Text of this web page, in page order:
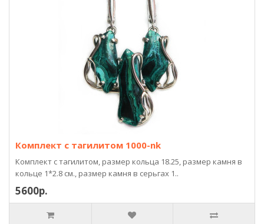
Комплект с тагилитом 1000-nk
Комплект с тагилитом, размер кольца 18.25, размер камня в
кольце 1*2.8 см., размер камня в серьгах 1..
5600р.